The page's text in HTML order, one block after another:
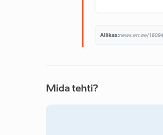
Allikas:
Mida tehti?